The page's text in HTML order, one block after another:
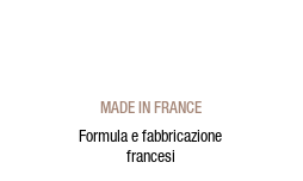
MADE IN FRANCE
Formula e fabbricazione
francesi